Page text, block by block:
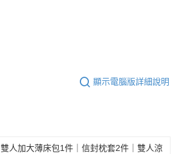
顯示電腦版詳細說明
雙人加大薄床包1件｜信封枕套2件｜雙人涼